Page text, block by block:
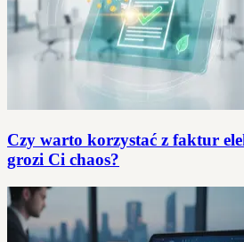
Czy warto korzystać z faktur
grozi Ci chaos?